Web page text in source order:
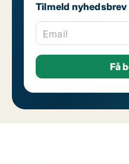
Tilmeld nyhedsbrev
Email